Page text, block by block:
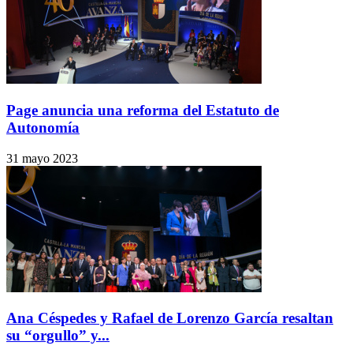
Page anuncia una reforma del Estatuto de
Autonomía
31 mayo 2023
Ana Céspedes y Rafael de Lorenzo García resaltan
su “orgullo” y...